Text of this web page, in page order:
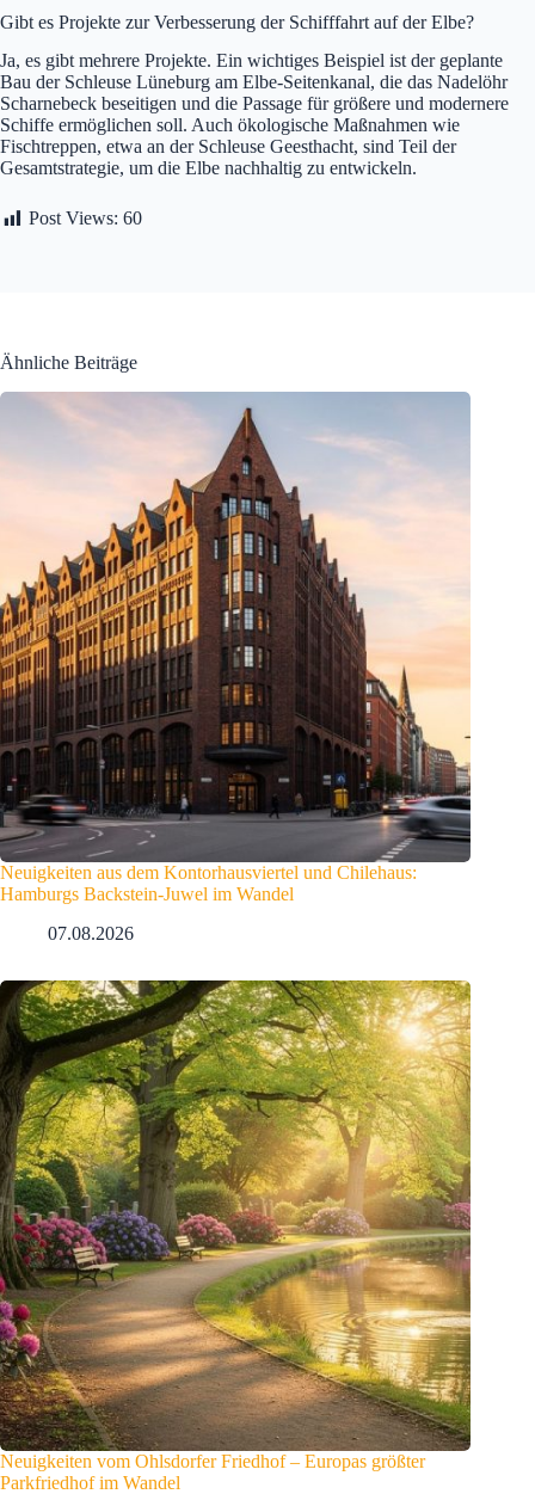
Gibt es Projekte zur Verbesserung der Schifffahrt auf der Elbe?
Ja, es gibt mehrere Projekte. Ein wichtiges Beispiel ist der geplante
Bau der Schleuse Lüneburg am Elbe-Seitenkanal, die das Nadelöhr
Scharnebeck beseitigen und die Passage für größere und modernere
Schiffe ermöglichen soll. Auch ökologische Maßnahmen wie
Fischtreppen, etwa an der Schleuse Geesthacht, sind Teil der
Gesamtstrategie, um die Elbe nachhaltig zu entwickeln.
Post Views: 60
Ähnliche Beiträge
Neuigkeiten aus dem Kontorhausviertel und Chilehaus:
Hamburgs Backstein-Juwel im Wandel
07.08.2026
Neuigkeiten vom Ohlsdorfer Friedhof – Europas größter
Parkfriedhof im Wandel